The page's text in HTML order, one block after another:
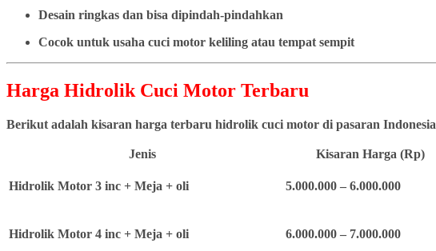
Desain ringkas dan bisa dipindah-pindahkan
Cocok untuk usaha cuci motor keliling atau tempat sempit
Harga Hidrolik Cuci Motor Terbaru
Berikut adalah kisaran harga terbaru hidrolik cuci motor di pasaran Indonesia
Jenis Kisaran Harga (Rp)
Hidrolik Motor 3 inc + Meja + oli 5.000.000 – 6.000.000
Hidrolik Motor 4 inc + Meja + oli 6.000.000 – 7.000.000